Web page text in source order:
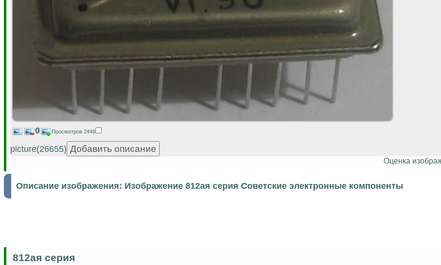
0 Просмотров 2446
picture(26655)
Оценка
Описание изображения: Изображение 812ая серия Советские электронные компоненты
812ая серия